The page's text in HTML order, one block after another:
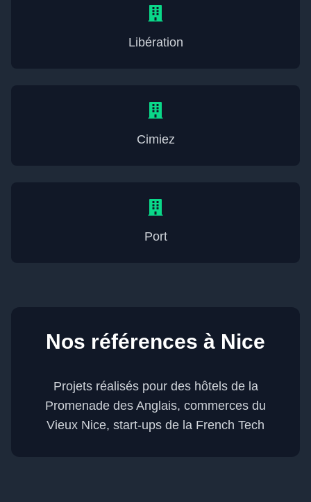
Libération
Cimiez
Port
Nos références à Nice
Projets réalisés pour des hôtels de la
Promenade des Anglais, commerces du
Vieux Nice, start-ups de la French Tech